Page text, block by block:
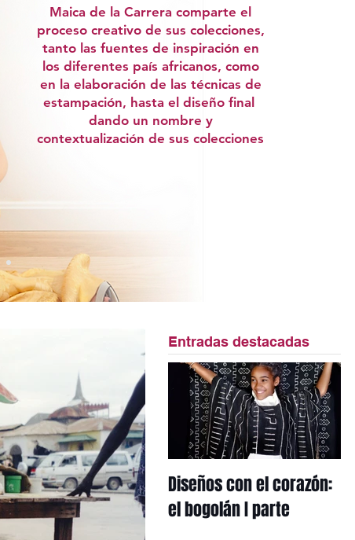
Maica de la Carrera comparte el
proceso creativo de sus colecciones,
tanto las fuentes de inspiración en
los diferentes país africanos, como
en la elaboración de las técnicas de
estampación, hasta el diseño final
dando un nombre y
contextualización de sus colecciones
Entradas destacadas
Diseños con el corazón:
el bogolán I parte